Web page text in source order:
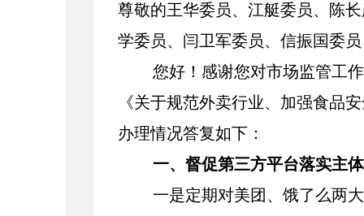
尊敬的王华委员、江艇委员、陈
学委员、闫卫军委员、信振国委
您好！感谢您对市场监管工
《关于规范外卖行业、加强食品
办理情况答复如下：
一、督促第三方平台落实主
一是定期对美团、饿了么两